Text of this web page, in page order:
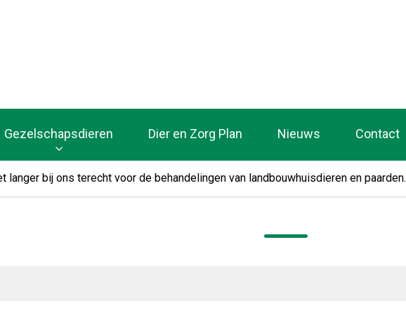
Gezelschapsdieren Dier en Zorg Plan Nieuws Contact
langer bij ons terecht voor de behandelingen van landbouwhuisdieren en paarden.